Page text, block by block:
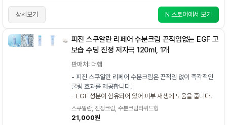
상세보기 N 스토어에서 보기
피진 스쿠알란 리페어 수분크림 끈적임없는 EGF 고
보습 수딩 진정 저자극 120ml, 1개
판매처: 더햅
- 피진 스쿠알란 리페어 수분크림은 끈적임 없이 즉각적인
쿨링 효과를 제공합니다.
- EGF 성분이 함유되어 있어 피부 재생에 도움을 줍니다.
스쿠알란, 진정크림, 수분크림리퀴드형
21,000원